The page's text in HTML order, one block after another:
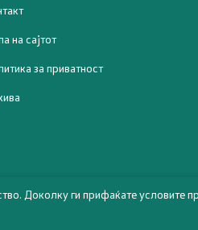
на сајтот
за приватност
Доколку ги прифаќате условите